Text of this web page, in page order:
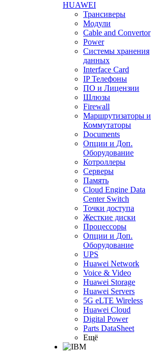
HUAWEI
Трансиверы
Модули
Cable and Convertor
Power
Системы хранения
данных
Interface Card
IP Телефоны
ПО и Лицензии
Шлюзы
Firewall
Маршрутизаторы и
Коммутаторы
Documents
Опции и Доп.
Оборудование
Котроллеры
Серверы
Память
Cloud Engine Data
Center Switch
Точки доступа
Жесткие диски
Процессоры
Опции и Доп.
Оборудование
UPS
Huawei Network
Voice & Video
Huawei Storage
Huawei Servers
5G eLTE Wireless
Huawei Cloud
Digital Power
Parts DataSheet
Ещё